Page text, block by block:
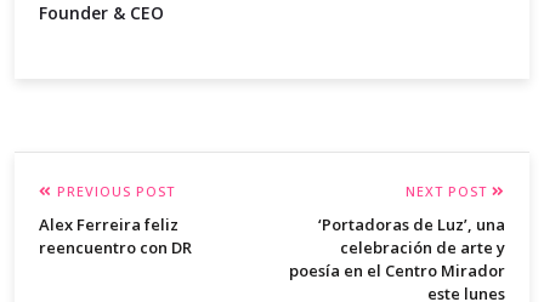
Founder & CEO
PREVIOUS POST
Alex Ferreira feliz
reencuentro con DR
NEXT POST
‘Portadoras de Luz’, una
celebración de arte y
poesía en el Centro Mirador
este lunes